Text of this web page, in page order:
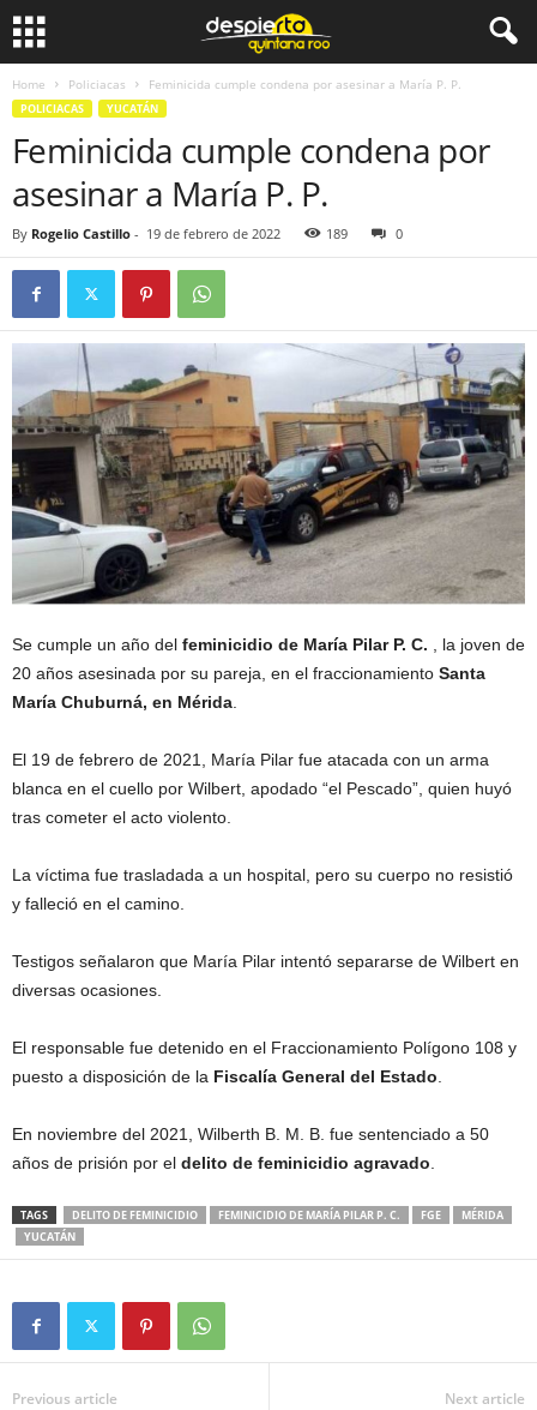
Home Policiacas Feminicida cumple condena por asesinar a María P. P.
POLICIACAS YUCATÁN
Feminicida cumple condena por
asesinar a María P. P.
By Rogelio Castillo - 19 de febrero de 2022 189 0
Se cumple un año del feminicidio de María Pilar P. C.
, la joven de
20 años asesinada por su pareja, en el fraccionamiento Santa
María Chuburná, en Mérida
El 19 de febrero de 2021, María Pilar fue atacada con un arma
blanca en el cuello por Wilbert, apodado “el Pescado”, quien huyó
tras cometer el acto violento.
La víctima fue trasladada a un hospital, pero su cuerpo no resistió
y falleció en el camino.
Testigos señalaron que María Pilar intentó separarse de Wilbert en
diversas ocasiones.
El responsable fue detenido en el Fraccionamiento Polígono 108 y
puesto a disposición de la Fiscalía General del Estado
En noviembre del 2021, Wilberth B. M. B. fue sentenciado a 50
años de prisión por el delito de feminicidio agravado
TAGS DELITO DE FEMINICIDIO FEMINICIDIO DE MARÍA PILAR P. C. FGE
MÉRIDA
YUCATÁN
Previous article Next article